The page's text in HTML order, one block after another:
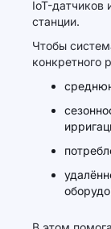
IoT-
станции.
Чтобы
конкретного